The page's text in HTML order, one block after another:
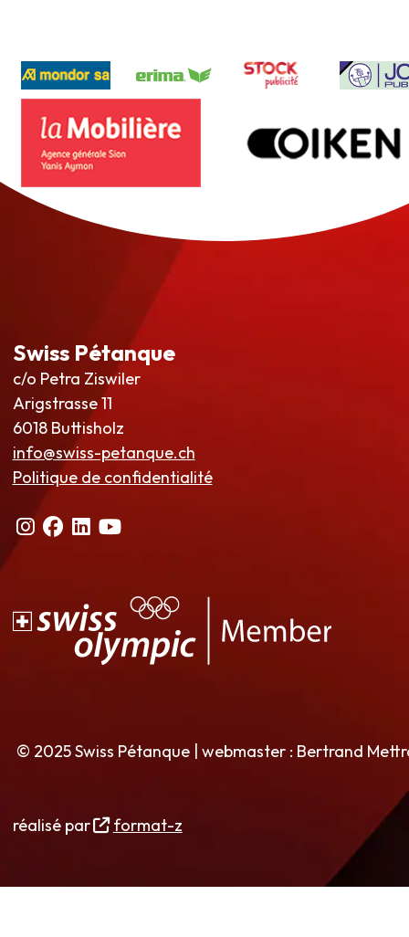
Swiss Pétanque
c/o Petra Ziswiler
Arigstrasse 11
6018 Buttisholz
info@swiss-petanque.ch
Politique de confidentialité
© 2025 Swiss Pétanque | webmaster : Bertrand
réalisé par format-z